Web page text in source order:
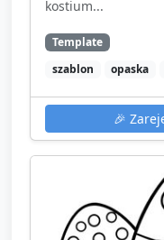
kostium...
Template
szablon
opaska
🎉